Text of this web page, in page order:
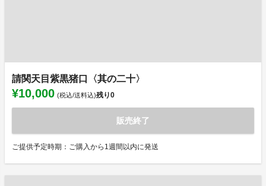
請関天目紫黒猪口〈其の二十〉
¥10,000 (税込/送料込)残り0
販売終了
ご提供予定時期：ご購入から1週間以内に発送